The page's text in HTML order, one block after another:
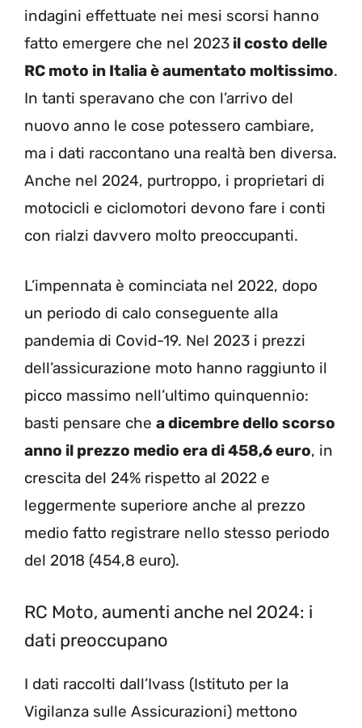
indagini effettuate nei mesi scorsi hanno
fatto emergere che nel 2023 il costo delle
RC moto in Italia è aumentato moltissimo.
In tanti speravano che con l’arrivo del
nuovo anno le cose potessero cambiare,
ma i dati raccontano una realtà ben diversa.
Anche nel 2024, purtroppo, i proprietari di
motocicli e ciclomotori devono fare i conti
con rialzi davvero molto preoccupanti.
L’impennata è cominciata nel 2022, dopo
un periodo di calo conseguente alla
pandemia di Covid-19. Nel 2023 i prezzi
dell’assicurazione moto hanno raggiunto il
picco massimo nell’ultimo quinquennio:
basti pensare che a dicembre dello scorso
anno il prezzo medio era di 458,6 euro, in
crescita del 24% rispetto al 2022 e
leggermente superiore anche al prezzo
medio fatto registrare nello stesso periodo
del 2018 (454,8 euro).
RC Moto, aumenti anche nel 2024: i
dati preoccupano
I dati raccolti dall’Ivass (Istituto per la
Vigilanza sulle Assicurazioni) mettono